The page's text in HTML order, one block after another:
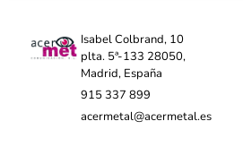
Isabel Colbrand, 10
plta. 5ª-133 28050,
Madrid, España
915 337 899
acermetal@acermetal.es